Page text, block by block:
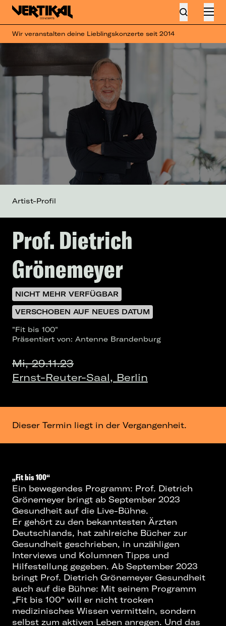
Wir veranstalten deine Lieblingskonzerte seit 2014
Prof. Dietrich
Grönemeyer
NICHT MEHR VERFÜGBAR
VERSCHOBEN AUF NEUES DATUM
"Fit bis 100"
Präsentiert von: Antenne Brandenburg
Mi, 29.11.23
Ernst-Reuter-Saal, Berlin
Artist-Profil
Dieser Termin liegt in der Vergangenheit.
„Fit bis 100“
Ein bewegendes Programm: Prof. Dietrich
Grönemeyer bringt ab September 2023
Gesundheit auf die Live-Bühne.
Er gehört zu den bekanntesten Ärzten
Deutschlands, hat zahlreiche Bücher zur
Gesundheit geschrieben, in unzähligen
Interviews und Kolumnen Tipps und
Hilfestellung gegeben. Ab September 2023
bringt Prof. Dietrich Grönemeyer Gesundheit
auch auf die Bühne: Mit seinem Programm
„Fit bis 100“ will er nicht trocken
medizinisches Wissen vermitteln, sondern
selbst zum aktiven Leben anregen. Und das